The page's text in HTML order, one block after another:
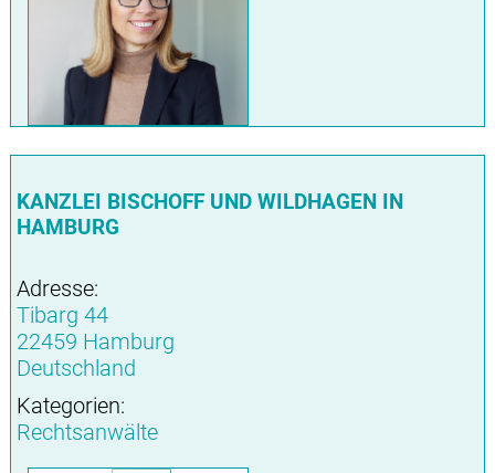
KANZLEI BISCHOFF UND WILDHAGEN IN
HAMBURG
Adresse:
Tibarg 44
22459 Hamburg
Deutschland
Kategorien:
Rechtsanwälte